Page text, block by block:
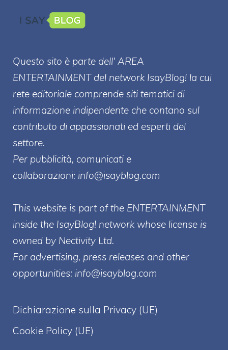
Questo sito è parte dell' AREA
ENTERTAINMENT del network IsayBlog! la cui
rete editoriale comprende siti tematici di
informazione indipendente che contano sul
contributo di appassionati ed esperti del
settore.
Per pubblicità, comunicati e
collaborazioni: info@isayblog.com
This website is part of the ENTERTAINMENT
inside the IsayBlog! network whose license is
owned by Nectivity Ltd.
For advertising, press releases and other
opportunities: info@isayblog.com
Dichiarazione sulla Privacy (UE)
Cookie Policy (UE)